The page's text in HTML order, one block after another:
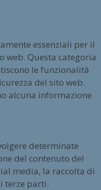
essenziali per il
web. Questa categoria
le funzionalità
del sito web.
alcuna informazione
determinate
del contenuto del
media, la raccolta di
terze parti.